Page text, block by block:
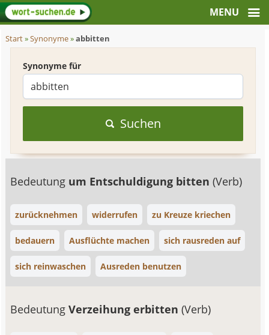
Start»Synonyme»abbitten
Synonyme für
Suchen
Bedeutung um Entschuldigung bitten(Verb)
zurücknehmen widerrufen zu Kreuze kriechen
bedauern Ausflüchte machen sich rausreden auf
sich reinwaschen Ausreden benutzen
BedeutungVerzeihung erbitten(Verb)